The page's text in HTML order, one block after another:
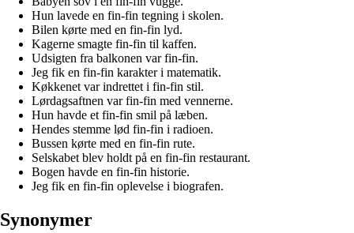
Hun lavede en fin-fin tegning i skolen.
Bilen kørte med en fin-fin lyd.
Kagerne smagte fin-fin til kaffen.
Udsigten fra balkonen var fin-fin.
Jeg fik en fin-fin karakter i matematik.
Køkkenet var indrettet i fin-fin stil.
Lørdagsaftnen var fin-fin med vennerne.
Hun havde et fin-fin smil på læben.
Hendes stemme lød fin-fin i radioen.
Bussen kørte med en fin-fin rute.
Selskabet blev holdt på en fin-fin restaurant.
Bogen havde en fin-fin historie.
Jeg fik en fin-fin oplevelse i biografen.
Synonymer